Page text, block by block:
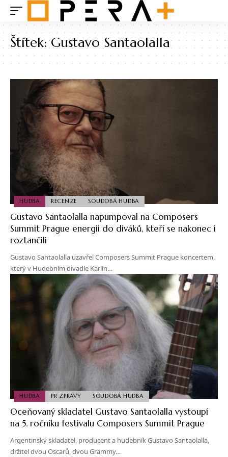
Štítek:Gustavo Santaolalla
HUDBA RECENZE SOUDOBÁ HUDBA
Gustavo Santaolalla napumpoval na Composers
Summit Prague energii do diváků, kteří se nakonec i
roztančili
Gustavo Santaolalla uzavřel Composers Summit Prague koncertem,
který v Hudebním divadle Karlín…
HUDBA PR ZPRÁVY SOUDOBÁ HUDBA
Oceňovaný skladatel Gustavo Santaolalla vystoupí
na 5. ročníku festivalu Composers Summit Prague
Argentinský skladatel, producent a hudebník Gustavo Santaolalla,
držitel dvou Oscarů, dvou Grammy…